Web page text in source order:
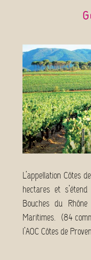
L’appellation Côtes
hectares et
Bouches du
Maritimes. (84
l’AOC Côtes de